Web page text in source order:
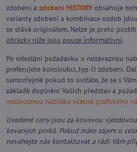
zdobení a zdobení HISTORY obsahuje
varianty zdobení a kombinace ozdob
se stává originálem. Nelze je proto
obrázky níže jsou pouze informativní.
Po odeslání požadavku o nezávaznou
preferujete konstrukci, typ či zdobení.
samozřejmě pokud to uvítáte, že se s
základě doplnění Vašich představ a
nezávaznou nabídku včetně grafického
Uvedené ceny jsou za kovovou
kovaných prvků. Pokud máte zájem o
neváhejte nás kontaktovat a rádi Vám